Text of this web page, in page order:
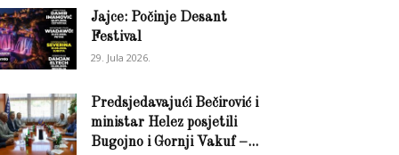
Jajce: Počinje Desant
Festival
29. Jula 2026.
Predsjedavajući Bečirović i
ministar Helez posjetili
Bugojno i Gornji Vakuf –...